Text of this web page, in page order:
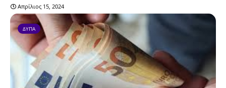
Απρίλιος 15, 2024
ΔΥΠΑ